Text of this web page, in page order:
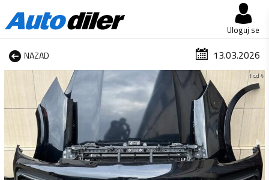
Uloguj se
NAZAD 13.03.2026
1 od 4